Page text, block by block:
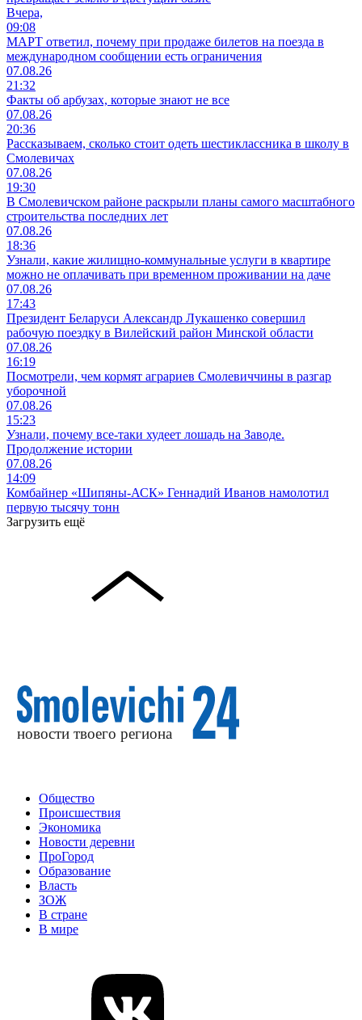
Вчера,
09:08
МАРТ ответил, почему при продаже билетов на поезда в
международном сообщении есть ограничения
07.08.26
21:32
Факты об арбузах, которые знают не все
07.08.26
20:36
Рассказываем, сколько стоит одеть шестиклассника в школу в
Смолевичах
07.08.26
19:30
В Смолевичском районе раскрыли планы самого масштабного
строительства последних лет
07.08.26
18:36
Узнали, какие жилищно-коммунальные услуги в квартире
можно не оплачивать при временном проживании на даче
07.08.26
17:43
Президент Беларуси Александр Лукашенко совершил
рабочую поездку в Вилейский район Минской области
07.08.26
16:19
Посмотрели, чем кормят аграриев Смолевиччины в разгар
уборочной
07.08.26
15:23
Узнали, почему все-таки худеет лошадь на Заводе.
Продолжение истории
07.08.26
14:09
Комбайнер «Шипяны-АСК» Геннадий Иванов намолотил
первую тысячу тонн
Загрузить ещё
Общество
Происшествия
Экономика
Новости деревни
ПроГород
Образование
Власть
ЗОЖ
В стране
В мире